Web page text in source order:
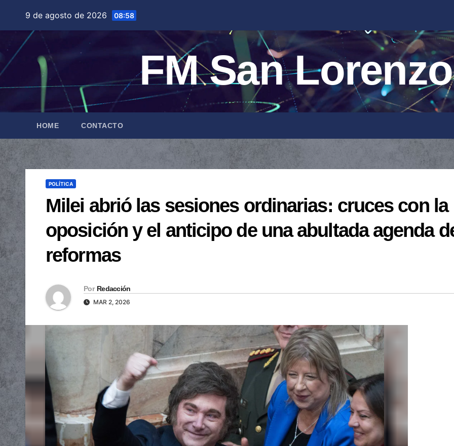
contenido
9 de agosto de 2026 08:58
FM San
HOME CONTACTO
POLÍTICA
Milei abrió las sesiones ordinarias: cruces con la
oposición y el anticipo de una abultada agenda
reformas
Por Redacción
MAR 2, 2026